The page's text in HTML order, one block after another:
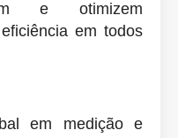
e otimizem
em todos
em medição e